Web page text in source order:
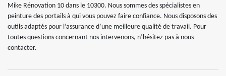
Mike Rénovation 10 dans le 10300. Nous sommes des spécialistes en
peinture des portails à qui vous pouvez faire confiance. Nous disposons des
outils adaptés pour l’assurance d’une meilleure qualité de travail. Pour
toutes questions concernant nos intervenons, n’hésitez pas à nous
contacter.